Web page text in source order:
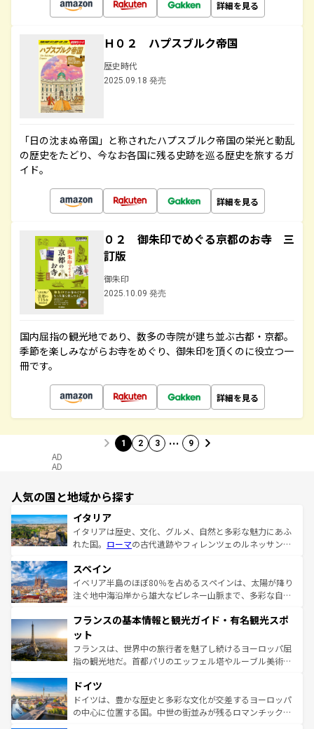
詳細を見る
Ｈ０２ ハプスブルク帝国
歴史時代
2025.09.18 発売
「日の沈まぬ帝国」と称されたハプスブルク帝国の栄光と動乱
の歴史をたどり、今なお各国に残る史跡を巡る歴史を旅するガ
イド。
詳細を見る
０２ 御朱印でめぐる京都のお寺 三
訂版
御朱印
2025.10.09 発売
国内屈指の観光地であり、数多の寺院が建ち並ぶ古都・京都。
季節を楽しみながらお寺をめぐり、御朱印を頂くのに役立つ一
冊です。
詳細を見る
1 2 3 … 9
AD
AD
人気の国と地域から探す
イタリア
イタリアは歴史、文化、グルメ、自然と多彩な魅力にあふ
れた国。 ローマの古代遺跡やフィレンツェのルネッサンス
ろん、トスカーナの美しい田園風景やアマルフィ海岸の絶
景など、自然景観も見逃せない。観光の合間には、本場の
ピザやパスタなど、絶品のイタリア料理を堪能することも
ませてくれるイタリアで、忘れられない旅をしてみよう！
なお、新着のイタリア情報は
しい。
スペイン
イベリア半島のほぼ80％を占めるスペインは、太陽が降り
注ぐ地中海沿岸から雄大なピレネー山脈まで、多彩な自然
文化が根付くこの国では、情熱的なフラメンコ、熱気あふ
れる闘牛、そして美味しいタパスが生活の一部となってい
る。首都マドリードの洗練された雰囲気や、バルセロナの
アートに溢れた街角から、地方では古代ローマ遺跡や中世
せる。地方によって風土や気候が異なるスペインはその個
性で訪れる人を魅了する。 なお、新着のスペイン情報は コ
ンテンツ一覧を参照してほしい。
フランスの基本情報と観光ガイド・有名観光スポ
ット
フランスは、世界中の旅行者を魅了し続けるヨーロッパ屈
指の観光地だ。首都パリのエッフェル塔やルーブル美術館
で、幅広い魅力が詰まっている。華麗な宮殿、歴史的な大
聖堂、美しいビーチ、そして豊かな自然が、訪れる者を心
から魅了する。また、フランスは美食の国としても知ら
ドイツ
ドイツは、豊かな歴史と多彩な文化が交差するヨーロッパ
の中心に位置する国。中世の街並みが残るロマンチック街